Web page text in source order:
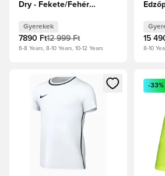
Dry - Fekete/Fehér
Gyerekek
7890 Ft12 999 Ft
6-8 Years, 8-10 Years, 10-12 Years
15
8-10
Megnyit egy modált a
-33%